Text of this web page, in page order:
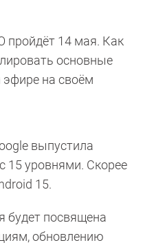
пройдёт 14 мая. Как
основные
на своём
выпустила
15 уровнями. Скорее
15.
будет посвящена
обновлению